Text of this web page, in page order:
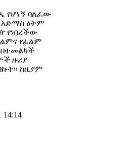
የሆነኝ ባለፈው
አድማስ ዕትም
የነበረችው
የፊልም
ዙሪያ
ከዚያም
14:14